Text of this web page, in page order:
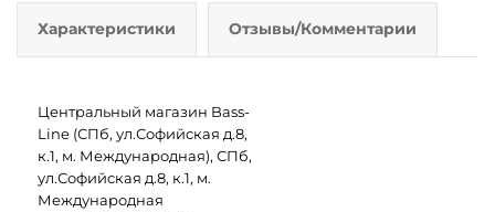
Характеристики Отзывы/Комментарии
Центральный магазин Bass-
Line (СПб, ул.Софийская д.8,
к.1, м. Международная), СПб,
ул.Софийская д.8, к.1, м.
Международная